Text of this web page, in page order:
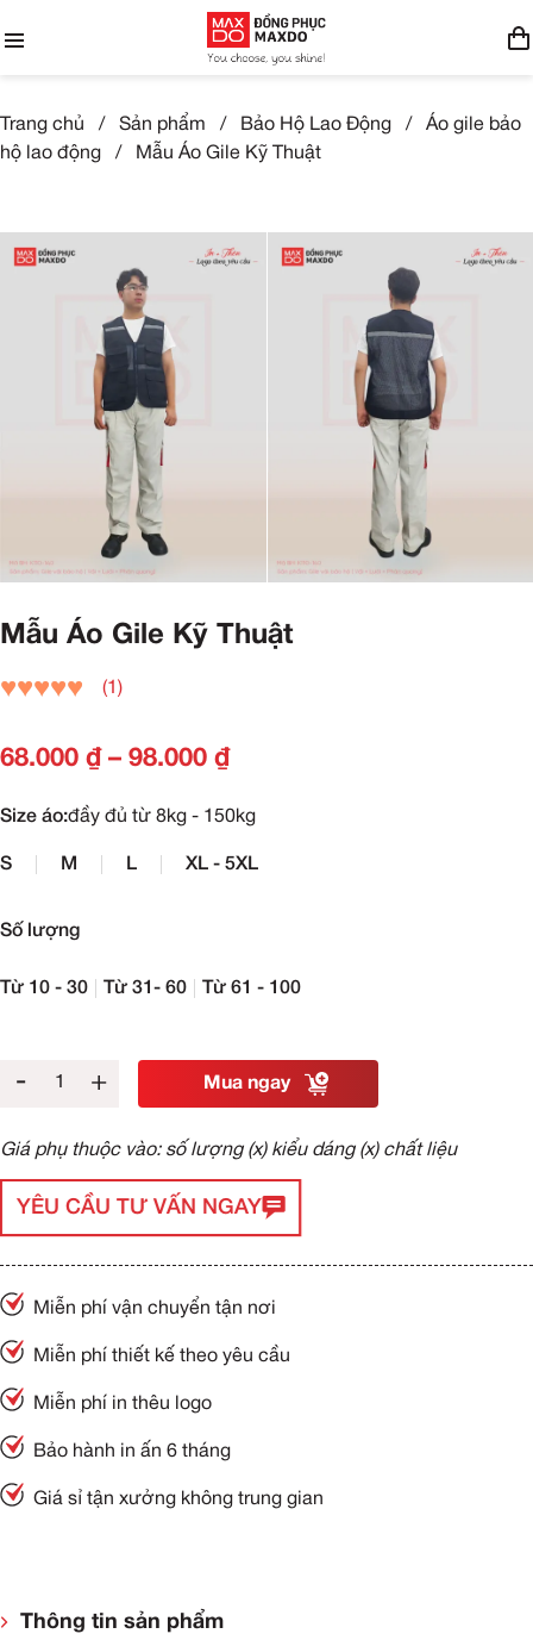
Trang chủ / Sản phẩm / Bảo Hộ Lao Động /
Áo gile bảo
hộ lao động
/ Mẫu Áo Gile Kỹ Thuật
Mẫu Áo Gile Kỹ Thuật
(1)
68.000 ₫– 98.000 ₫
Size áo:đầy đủ từ 8kg - 150kg
S M L XL - 5XL
Số lượng
Từ 10 - 30 Từ 31- 60 Từ 61 - 100
- + Mua ngay
Giá phụ thuộc vào: số lượng (x) kiểu dáng (x) chất liệu
YÊU CẦU TƯ VẤN NGAY
Miễn phí vận chuyển tận nơi
Miễn phí thiết kế theo yêu cầu
Miễn phí in thêu logo
Bảo hành in ấn 6 tháng
Giá sỉ tận xưởng không trung gian
Thông tin sản phẩm